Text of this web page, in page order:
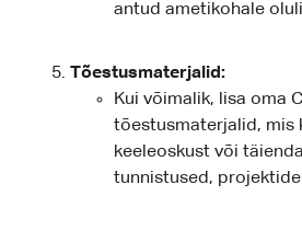
antud ametikohale
Tõestusmaterjalid:
Kui võimalik, lisa oma
tõestusmaterjalid, mis
keeleoskust või
tunnistused, projektide